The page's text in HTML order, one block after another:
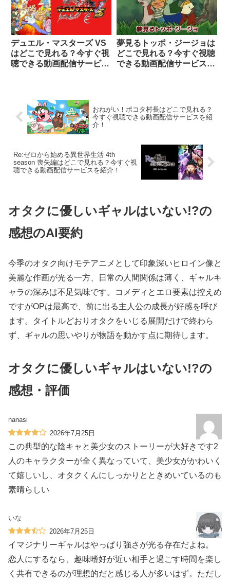
デュエル・マスターズ VS
はどこで見れる？今すぐ視
聴できる動画配信サービス
夢見るトッポ・ジージョは
どこで見れる？今すぐ視聴
できる動画配信サービスを
おねがい！ポコタ村長はどこで見れる？
今すぐ視聴できる動画配信サービスを紹
介！
Re:ゼロから始める異世界生活 4th
season 喪失編はどこで見れる？今すぐ視
聴できる動画配信サービスを紹介！
オタクに優しいギャルはいない!?の
感想のAI要約
今季のオタク向けモテアニメとして印象深いヒロイン像と
美麗な作画が光る一方、日常の人間関係は薄く、ギャルキ
ャラの深みは不足気味です。コメディとエロ要素は控えめ
ですがOPは最高で、前に出る主人公の成長が好感を呼び
ます。タイトルどおりオタクをいじる展開だけで終わら
ず、ギャルの思いやりが物語を動かす点に期待します。
オタクに優しいギャルはいない!?の
感想・評価
nanasi
2026年7月25日
この典型的な陰キャと美少女のストーリーが大好きです2
人のキャラクターが全く異なっていて、美少女がかわいく
て嬉しいし、オタクくんにしっかりとときめいているのも
素晴らしい
いな
2026年7月25日
イマジナリーギャルはやっぱり強さが光る存在だよね。
恋人にするなら、趣味嗜好が近い相手と過ごす時間を楽し
く共有できるのが理想的だと感じる人が多いはず。ただし